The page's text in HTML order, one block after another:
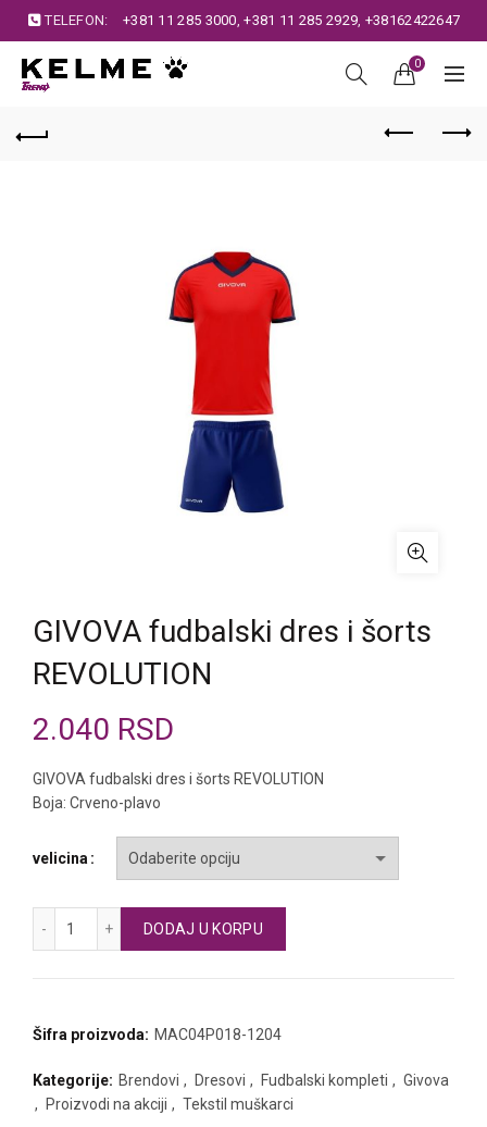
TELEFON: +381 11 285 3000,+381 11 285 2929, +38162422647
0
GIVOVA fudbalski dres i šorts
REVOLUTION
2.040 RSD
GIVOVA fudbalski dres i šorts REVOLUTION
Boja: Crveno-plavo
velicina
GIVOVA fudbalski dres i šorts REVOLUTION količina
DODAJ U KORPU
Šifra proizvoda: MAC04P018-1204
Kategorije: Brendovi , Dresovi , Fudbalski kompleti , Givova
,
Proizvodi na akciji , Tekstil muškarci